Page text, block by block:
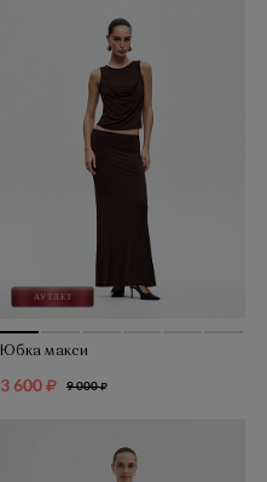
Юбка макси
3 600 9 000